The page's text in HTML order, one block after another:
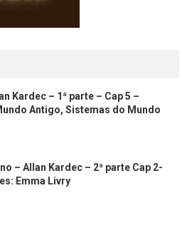
Kardec – 1ª parte – Cap 5 –
Antigo, Sistemas do Mundo
– Allan Kardec – 2ª parte Cap 2-
Emma Livry